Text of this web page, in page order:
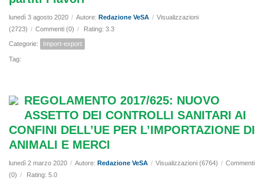
lunedì 3 agosto 2020 / Autore: Redazione VeSA / Visualizzazioni
(2723) / Commenti (0) / Rating: 3.3
Categorie: Import-export
Tag:
REGOLAMENTO 2017/625: NUOVO
ASSETTO DEI CONTROLLI SANITARI AI
CONFINI DELL’UE PER L’IMPORTAZIONE DI
ANIMALI E MERCI
lunedì 2 marzo 2020 / Autore: Redazione VeSA / Visualizzazioni (6764) / Commenti
(0) / Rating: 5.0